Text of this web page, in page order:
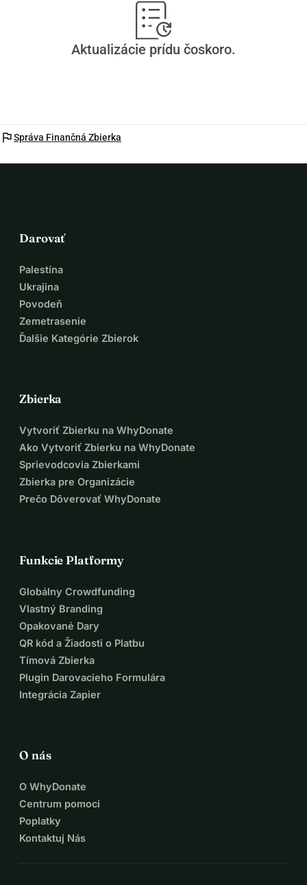
Aktualizácie prídu čoskoro.
flagSpráva Finančná Zbierka
Darovať
Palestína
Ukrajina
Povodeň
Zemetrasenie
Ďalšie Kategórie Zbierok
Zbierka
Vytvoriť Zbierku na WhyDonate
Ako Vytvoriť Zbierku na WhyDonate
Sprievodcovia Zbierkami
Zbierka pre Organizácie
Prečo Dôverovať WhyDonate
Funkcie Platformy
Globálny Crowdfunding
Vlastný Branding
Opakované Dary
QR kód a Žiadosti o Platbu
Tímová Zbierka
Plugin Darovacieho Formulára
Integrácia Zapier
O nás
O WhyDonate
Centrum pomoci
Poplatky
Kontaktuj Nás